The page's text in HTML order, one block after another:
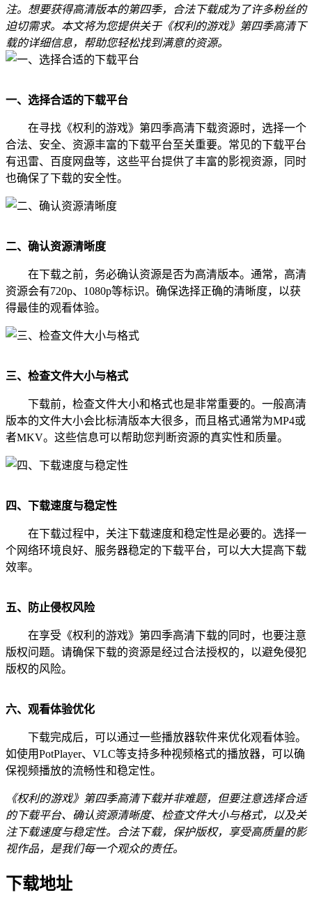
注。想要获得高清版本的第四季，合法下载成为了许多粉丝的
迫切需求。本文将为您提供关于《权利的游戏》第四季高清下
载的详细信息，帮助您轻松找到满意的资源。
一、选择合适的下载平台
在寻找《权利的游戏》第四季高清下载资源时，选择一个
合法、安全、资源丰富的下载平台至关重要。常见的下载平台
有迅雷、百度网盘等，这些平台提供了丰富的影视资源，同时
也确保了下载的安全性。
二、确认资源清晰度
在下载之前，务必确认资源是否为高清版本。通常，高清
资源会有720p、1080p等标识。确保选择正确的清晰度，以获
得最佳的观看体验。
三、检查文件大小与格式
下载前，检查文件大小和格式也是非常重要的。一般高清
版本的文件大小会比标清版本大很多，而且格式通常为MP4或
者MKV。这些信息可以帮助您判断资源的真实性和质量。
四、下载速度与稳定性
在下载过程中，关注下载速度和稳定性是必要的。选择一
个网络环境良好、服务器稳定的下载平台，可以大大提高下载
效率。
五、防止侵权风险
在享受《权利的游戏》第四季高清下载的同时，也要注意
版权问题。请确保下载的资源是经过合法授权的，以避免侵犯
版权的风险。
六、观看体验优化
下载完成后，可以通过一些播放器软件来优化观看体验。
如使用PotPlayer、VLC等支持多种视频格式的播放器，可以确
保视频播放的流畅性和稳定性。
《权利的游戏》第四季高清下载并非难题，但要注意选择合适
的下载平台、确认资源清晰度、检查文件大小与格式，以及关
注下载速度与稳定性。合法下载，保护版权，享受高质量的影
视作品，是我们每一个观众的责任。
下载地址